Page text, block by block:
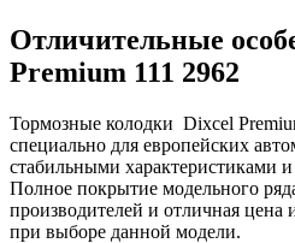
Отличительные
Premium 111 2962
Тормозные колодки Dixcel
специально для европейских
стабильными характеристиками
Полное покрытие модельного
производителей и отличная
при выборе данной модели.